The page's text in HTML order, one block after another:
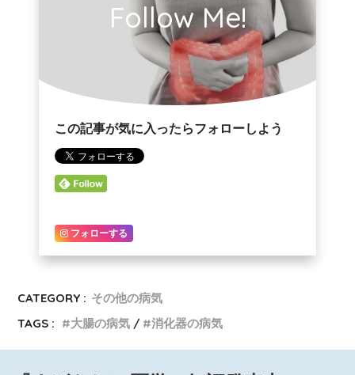
Follow Me!
この記事が気に入ったらフォローしよう
フォローする
CATEGORY : その他の病気
TAGS :
大腸の病気 消化器の病気